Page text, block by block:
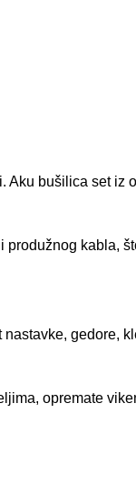
bušilica set iz
kabla,
gedore,
opremate